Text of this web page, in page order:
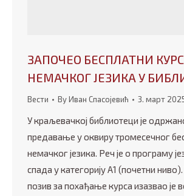
ЗАПОЧЕО БЕСПЛАТНИ КУРС
НЕМАЧКОГ ЈЕЗИКА У
Вести ByИван Спасојевић 3. март
У краљевачкој библиотеци је
предавање у оквиру тромесечног
немачког језика. Реч је о програму
спада у категорију А1 (почетни
позив за похађање курса изазвао је